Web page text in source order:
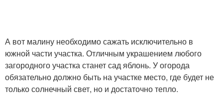
А вот малину необходимо сажать исключительно в
южной части участка. Отличным украшением любого
загородного участка станет сад яблонь. У огорода
обязательно должно быть на участке место, где будет не
только солнечный свет, но и достаточно тепло.